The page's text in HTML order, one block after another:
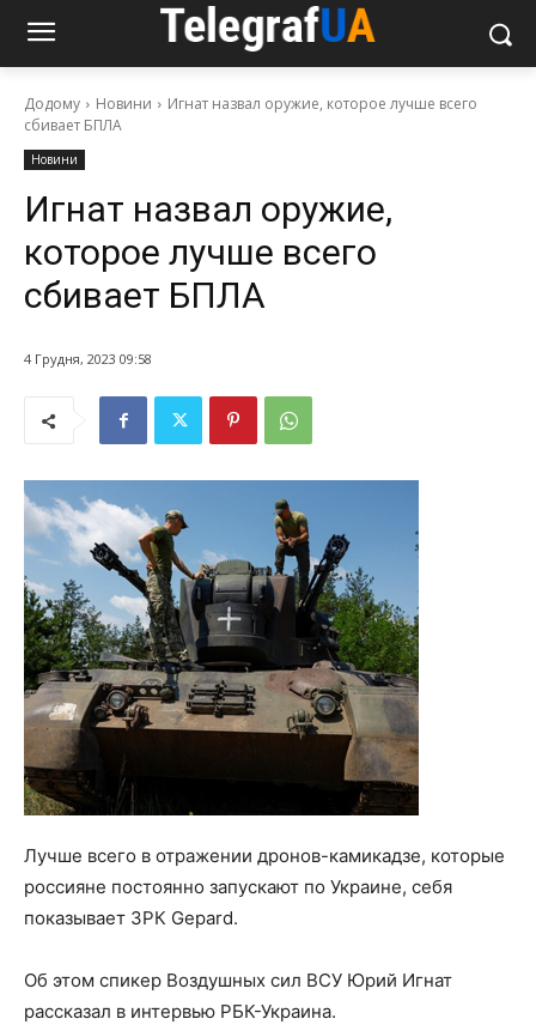
Додому Новини
Игнат назвал оружие, которое лучше всего
сбивает БПЛА
Новини
Игнат назвал оружие,
которое лучше всего
сбивает БПЛА
4 Грудня, 2023 09:58
Лучше всего в отражении дронов-камикадзе, которые
россияне постоянно запускают по Украине, себя
показывает ЗРК Gepard.
Об этом спикер Воздушных сил ВСУ Юрий Игнат
рассказал в интервью РБК-Украина.